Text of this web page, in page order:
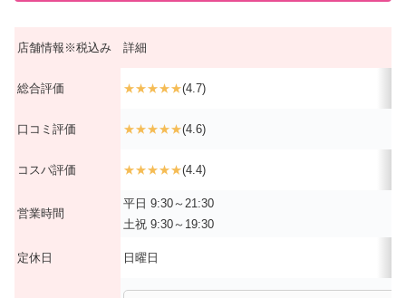
店舗情報※税込み 詳細
総合評価 ★★★★★(4.7)
口コミ評価 ★★★★★(4.6)
コスパ評価 ★★★★★(4.4)
営業時間
平日 9:30～21:30
土祝 9:30～19:30
定休日 日曜日